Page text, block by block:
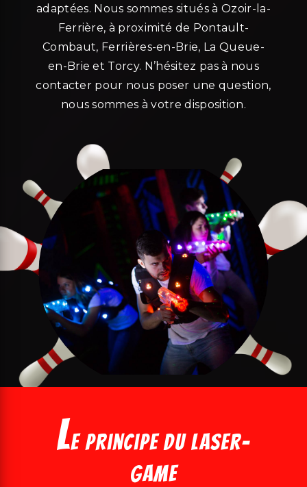
adaptées. Nous sommes situés à Ozoir-la-
Ferrière, à proximité de Pontault-
Combaut, Ferrières-en-Brie, La Queue-
en-Brie et Torcy. N’hésitez pas à nous
contacter pour nous poser une question,
nous sommes à votre disposition.
Le principe du laser-
game